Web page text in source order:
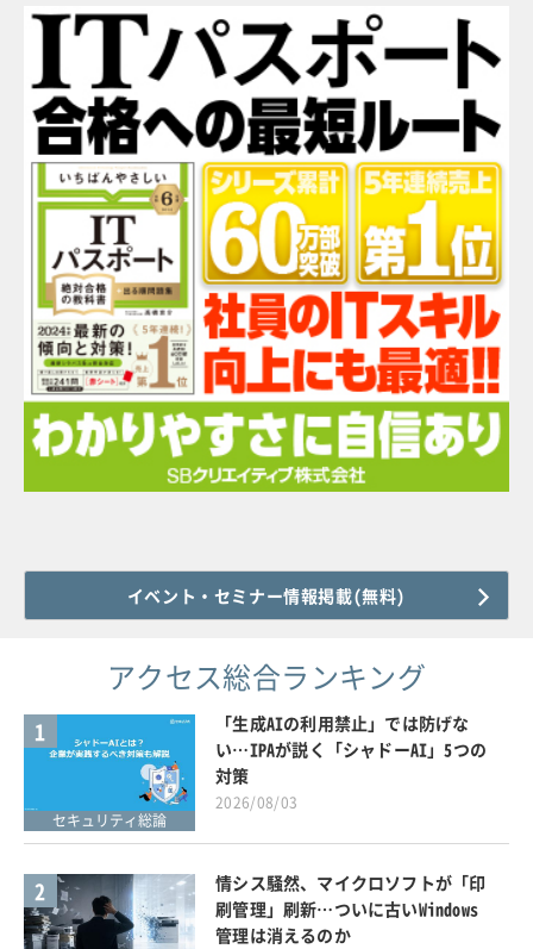
イベント・セミナー情報掲載(無料)
アクセス総合ランキング
1
セキュリティ総論
「生成AIの利用禁止」では防げな
い…IPAが説く「シャドーAI」5つの
対策
2026/08/03
2
情シス騒然、マイクロソフトが「印
刷管理」刷新…ついに古いWindows
管理は消えるのか